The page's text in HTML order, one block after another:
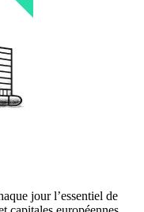
jour l’essentiel de